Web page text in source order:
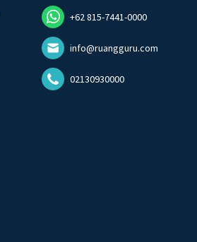
+62 815-7441-0000
info@ruangguru.com
02130930000